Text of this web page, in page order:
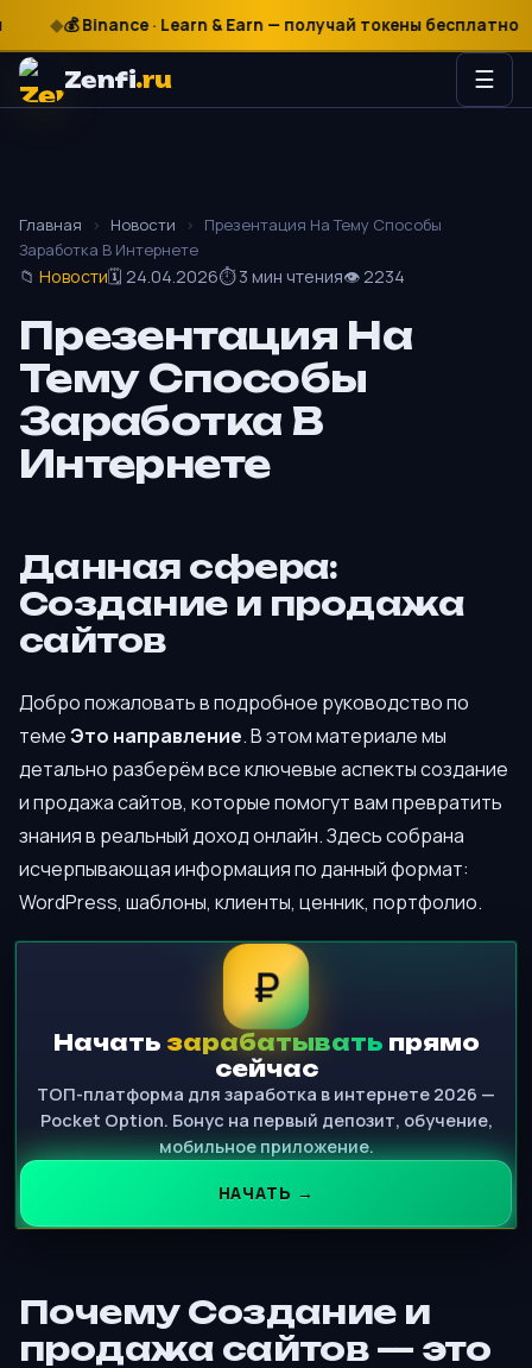
₽
$
€
💰 Binance · Learn & Earn — получай токены бесплатно
Zenfi.ru ☰
Главная › Новости ›
Презентация На Тему Способы
Заработка В Интернете
📁 Новости🗓 24.04.2026⏱ 3 мин чтения👁 2234
Презентация На
Тему Способы
Заработка В
Интернете
Данная сфера:
Создание и продажа
сайтов
Добро пожаловать в подробное руководство по
темеЭто направление. В этом материале мы
детально разберём все ключевые аспекты создание
и продажа сайтов, которые помогут вам превратить
знания в реальный доход онлайн. Здесь собрана
исчерпывающая информация по данный формат:
WordPress, шаблоны, клиенты, ценник, портфолио.
₽
Начать зарабатывать прямо
сейчас
ТОП-платформа для заработка в интернете 2026 —
Pocket Option. Бонус на первый депозит, обучение,
мобильное приложение.
НАЧАТЬ →
Почему Создание и
продажа сайтов — это